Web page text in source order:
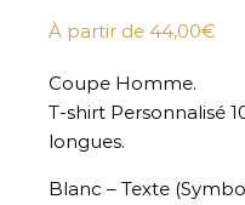
À partir de 44,00€
Coupe Homme.
T-shirt Personnalisé
longues.
Blanc – Texte